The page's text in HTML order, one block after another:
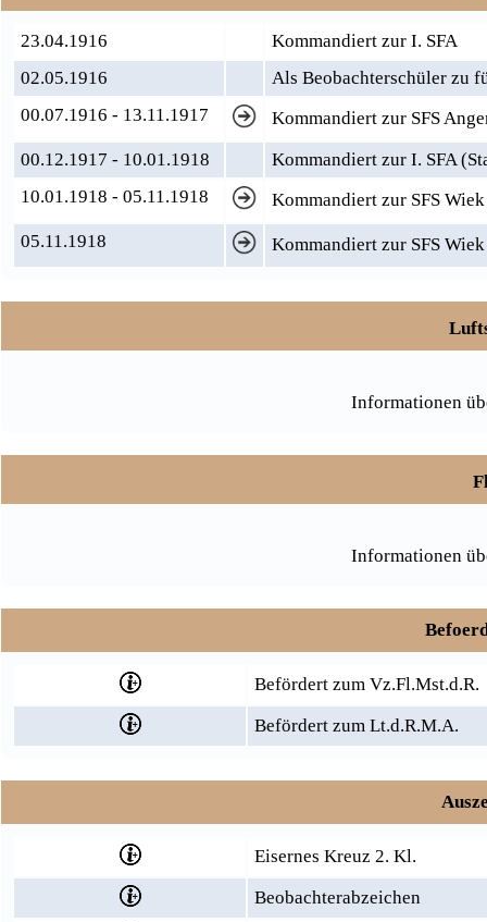
23.04.1916
Kommandiert zur I. SFA
02.05.1916
Als Beobachterschüler zu
00.07.1916 - 13.11.1917
Kommandiert zur SFS
00.12.1917 - 10.01.1918
Kommandiert zur I. SFA
10.01.1918 - 05.11.1918
Kommandiert zur SFS
05.11.1918
Kommandiert zur SFS
Informationen
Informationen
Befördert zum Vz.Fl.Mst.d.R.
Befördert zum Lt.d.R.M.A.
Eisernes Kreuz 2. Kl.
Beobachterabzeichen